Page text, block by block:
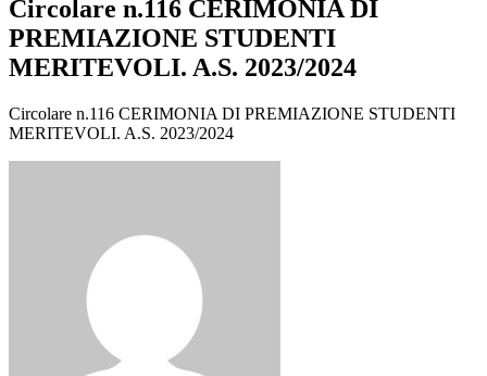
Circolare n.116 CERIMONIA DI
PREMIAZIONE STUDENTI
MERITEVOLI. A.S. 2023/2024
Circolare n.116 CERIMONIA DI PREMIAZIONE STUDENTI
MERITEVOLI. A.S. 2023/2024